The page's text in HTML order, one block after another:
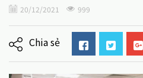
20/12/2021 999
Chia sẻ